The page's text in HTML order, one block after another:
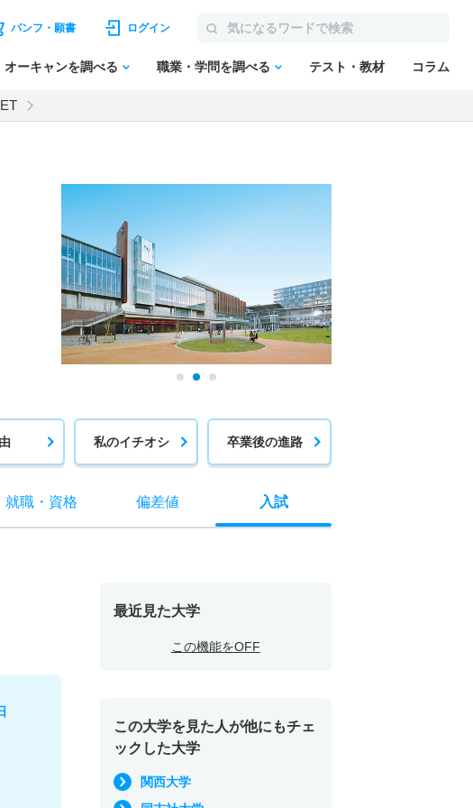
パンフ・願書 ログイン
オーキャンを調べる 職業・学問を調べる テスト・教材 コラム
私のイチオシ 卒業後の進路
就職・ 資格 偏差値 入試
最近見た大学
この機能をOFF
この大学を見た人が他にもチェ
ックした大学
関西大学